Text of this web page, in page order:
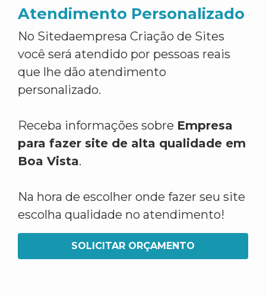
Atendimento Personalizado
No Sitedaempresa Criação de Sites
você será atendido por pessoas reais
que lhe dão atendimento
personalizado.
Receba informações sobre Empresa
para fazer site de alta qualidade em
Boa Vista.
Na hora de escolher onde fazer seu site
escolha qualidade no atendimento!
SOLICITAR ORÇAMENTO